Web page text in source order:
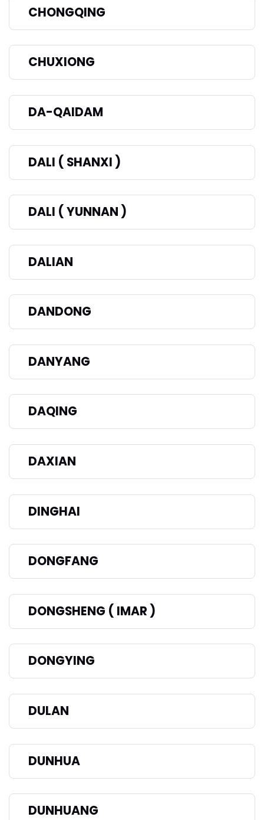
CHONGQING
CHUXIONG
DA-QAIDAM
DALI ( SHANXI )
DALI ( YUNNAN )
DALIAN
DANDONG
DANYANG
DAQING
DAXIAN
DINGHAI
DONGFANG
DONGSHENG ( IMAR )
DONGYING
DULAN
DUNHUA
DUNHUANG